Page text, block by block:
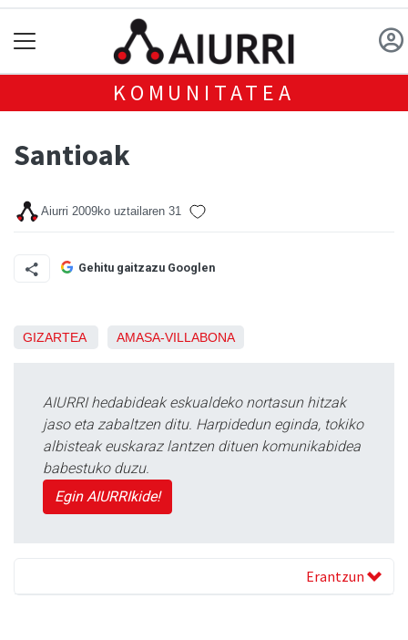
KOMUNITATEA
Santioak
Aiurri 2009ko uztailaren 31
Gehitu gaitzazu Googlen
GIZARTEA AMASA-VILLABONA
AIURRI hedabideak eskualdeko nortasun hitzak
jaso eta zabaltzen ditu. Harpidedun eginda, tokiko
albisteak euskaraz lantzen dituen komunikabidea
babestuko duzu.
Egin AIURRIkide!
Erantzun